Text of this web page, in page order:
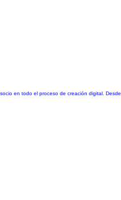
en todo el proceso de creación digital. Desde